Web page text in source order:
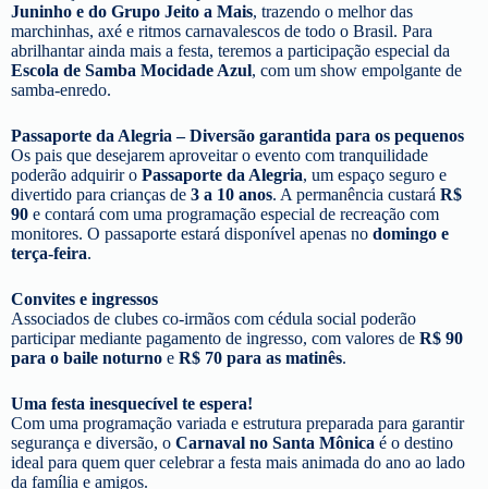
Juninho e do Grupo Jeito a Mais, trazendo o melhor das
marchinhas, axé e ritmos carnavalescos de todo o Brasil. Para
abrilhantar ainda mais a festa, teremos a participação especial da
Escola de Samba Mocidade Azul, com um show empolgante de
samba-enredo.
Passaporte da Alegria – Diversão garantida para os pequenos
Os pais que desejarem aproveitar o evento com tranquilidade
poderão adquirir o Passaporte da Alegria, um espaço seguro e
divertido para crianças de 3 a 10 anos. A permanência custará R$
90 e contará com uma programação especial de recreação com
monitores. O passaporte estará disponível apenas no domingo e
terça-feira.
Convites e ingressos
Associados de clubes co-irmãos com cédula social poderão
participar mediante pagamento de ingresso, com valores de R$ 90
para o baile noturno e R$ 70 para as matinês.
Uma festa inesquecível te espera!
Com uma programação variada e estrutura preparada para garantir
segurança e diversão, o Carnaval no Santa Mônica é o destino
ideal para quem quer celebrar a festa mais animada do ano ao lado
da família e amigos.